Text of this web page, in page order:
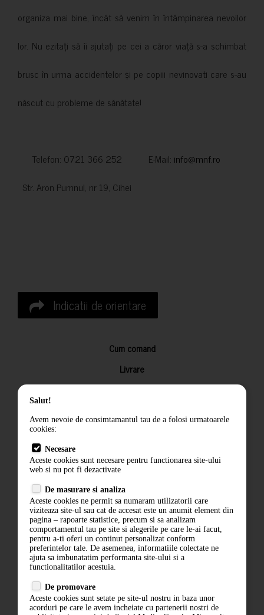
organiza mai bine, încât să venim în întâmpinarea nevoilor
lor. Nu ezitați să îi ajutați pe cei a căror viață s-a schimbat
brusc în urma accidentelor și pe copiii nevinovati care s-au
născut cu probleme de sănătate!
Telefon: 0721 366 252 E-Mail: info@mnf.ro
Str. Aron Pumnul, nr 19, Cihei
Indicatii de orientare
Cum comand
Livrare
Returnarea produselor
Termeni si conditii
Politica de confidentialitate
ANPC
ABONARE LA NEWSLETTER
Salut!
Avem nevoie de consimtamantul tau de a folosi urmatoarele
cookies:
Necesare
Aceste cookies sunt necesare pentru functionarea site-ului
web si nu pot fi dezactivate
De masurare si analiza
Aceste cookies ne permit sa numaram utilizatorii care
viziteaza site-ul sau cat de accesat este un anumit element din
pagina – rapoarte statistice, precum si sa analizam
comportamentul tau pe site si alegerile pe care le-ai facut,
pentru a-ti oferi un continut personalizat conform
preferintelor tale. De asemenea, informatiile colectate ne
ajuta sa imbunatatim performanta site-ului si a
functionalitatilor acestuia.
De promovare
Aceste cookies sunt setate pe site-ul nostru in baza unor
acorduri pe care le avem incheiate cu partenerii nostri de